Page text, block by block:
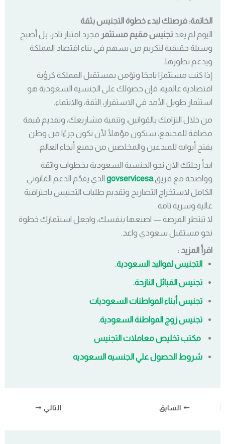
الخاتمة: فرصتك لبدء خطوة التجنيس بثقة
اليوم لم يعدتجنيس مقيم مستثمر مجرد امتياز نادر، بل أصبح
وسيلة حقيقية لتكريم من يسهم في بناء اقتصاد المملكة
ويدعم تطورها.
إذا كنت مستثمرًا ناجحًا وتؤمن بمستقبل المملكة كرؤية
اقتصادية عالمية، فإن حصولك على الجنسية السعودية هو
استثمار طويل الأمد في الاستقرار، الثقة، والانتماء.
من خلال التزامك بالقوانين، وتنمية مشاريعك، وتقديم قيمة
مضافة للمجتمع، ستكون مؤهلًا لأن تكون جزءًا من وطن
يفتح أبوابه للمبدعين والمخلصين من جميع أنحاء العالم.
ابدأ رحلتك الآن نحو الجنسية السعودية بخطوات واثقة
وواضحة مع فريقgovservicesa الذي يقدّم الدعم القانوني
الكامل لاستخراج التصاريح وتقديم طلبات التجنيس باحترافية
عالية وسرية تامة.
لا تنتظر الفرصة — اصنعها بنفسك، واجعل استثمارك خطوة
نحو مستقبل سعودي واعد.
اقرأ المزيد :
التجنيس لمواليد السعودية.
تجنيس القبائل النازحة.
تجنيس أبناء المواطنات السعوديات
تجنيس زوج المواطنة السعودية.
مكتب تخليص معاملات التجنيس
شروط الحصول علي الجنسيه السعوديه
السابق التالي